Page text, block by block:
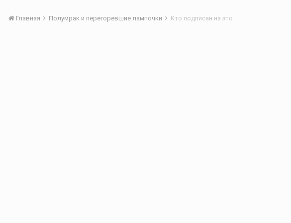
Главная Полумрак и перегоревшие лампочки Кто подписан на это